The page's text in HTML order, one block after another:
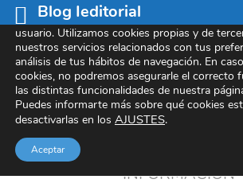
Referentes en contenido e-
INFORMACIÓN
Este sitio web utiliza cookies para mejorar tu
usuario. Utilizamos cookies propias y de
nuestros servicios relacionados con tus
análisis de tus hábitos de navegación. En
cookies, no podremos asegurarle el correcto
las distintas funcionalidades de nuestra
Puedes informarte más sobre qué cookies
desactivarlas en los AJUSTES.
Aceptar
Blog Ieditorial